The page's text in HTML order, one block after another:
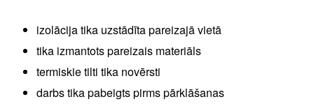
izolācija tika uzstādīta pareizajā vietā
tika izmantots pareizais materiāls
termiskie tilti tika novērsti
darbs tika pabeigts pirms pārklāšanas